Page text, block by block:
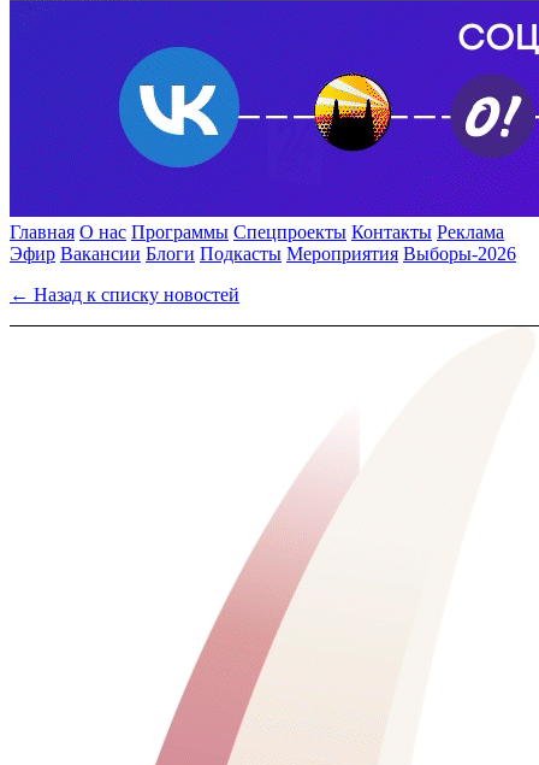
Главная О нас Программы Спецпроекты Контакты Реклама
Эфир Вакансии Блоги Подкасты Мероприятия Выборы-2026
← Назад к списку новостей